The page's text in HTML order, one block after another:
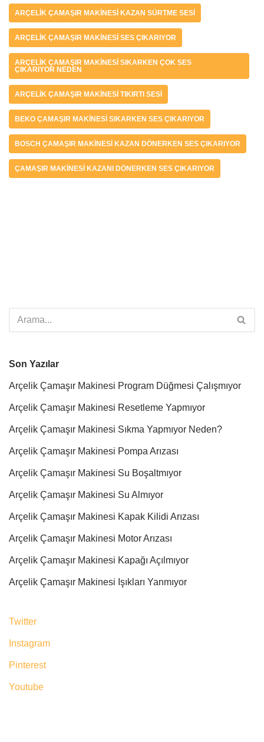
ARÇELIK ÇAMAŞIR MAKINESI KAZAN SÜRTME SESI
ARÇELIK ÇAMAŞIR MAKINESI SES ÇIKARIYOR
ARÇELIK ÇAMAŞIR MAKINESI SIKARKEN ÇOK SES
ÇIKARIYOR NEDEN
ARÇELIK ÇAMAŞIR MAKINESI TIKIRTI SESI
BEKO ÇAMAŞIR MAKINESI SIKARKEN SES ÇIKARIYOR
BOSCH ÇAMAŞIR MAKINESI KAZAN DÖNERKEN SES ÇIKARIYOR
ÇAMAŞIR MAKINESI KAZANI DÖNERKEN SES ÇIKARIYOR
Son Yazılar
Arçelik Çamaşır Makinesi Program Düğmesi Çalışmıyor
Arçelik Çamaşır Makinesi Resetleme Yapmıyor
Arçelik Çamaşır Makinesi Sıkma Yapmıyor Neden?
Arçelik Çamaşır Makinesi Pompa Arızası
Arçelik Çamaşır Makinesi Su Boşaltmıyor
Arçelik Çamaşır Makinesi Su Almıyor
Arçelik Çamaşır Makinesi Kapak Kilidi Arızası
Arçelik Çamaşır Makinesi Motor Arızası
Arçelik Çamaşır Makinesi Kapağı Açılmıyor
Arçelik Çamaşır Makinesi Işıkları Yanmıyor
Twitter
Instagram
Pinterest
Youtube